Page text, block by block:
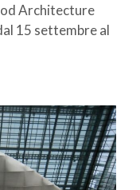
Architecture
15 settembre al